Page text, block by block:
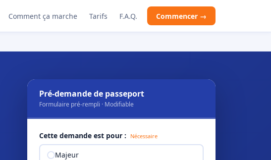
Comment ça marche Tarifs F.A.Q. Commencer →
Pré-demande de passeport
Formulaire pré-rempli · Modifiable
Cette demande est pour : Nécessaire
Majeur